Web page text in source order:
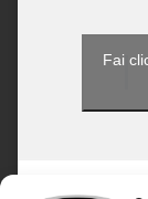
Fai